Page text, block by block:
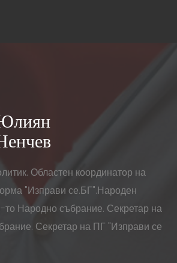
Областен координатор на
"Изправи се.БГ".Народен
то Народно събрание. Секретар на
Секретар на ПГ "Изправи се